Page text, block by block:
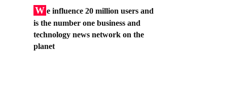
W e influence 20 million users and
is the number one business and
technology news network on the
planet